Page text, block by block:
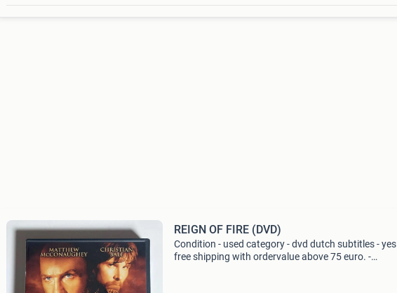
REIGN OF FIRE (DVD)
Condition - used category - dvd dutch subtitles - yes
free shipping with ordervalue above 75 euro. -